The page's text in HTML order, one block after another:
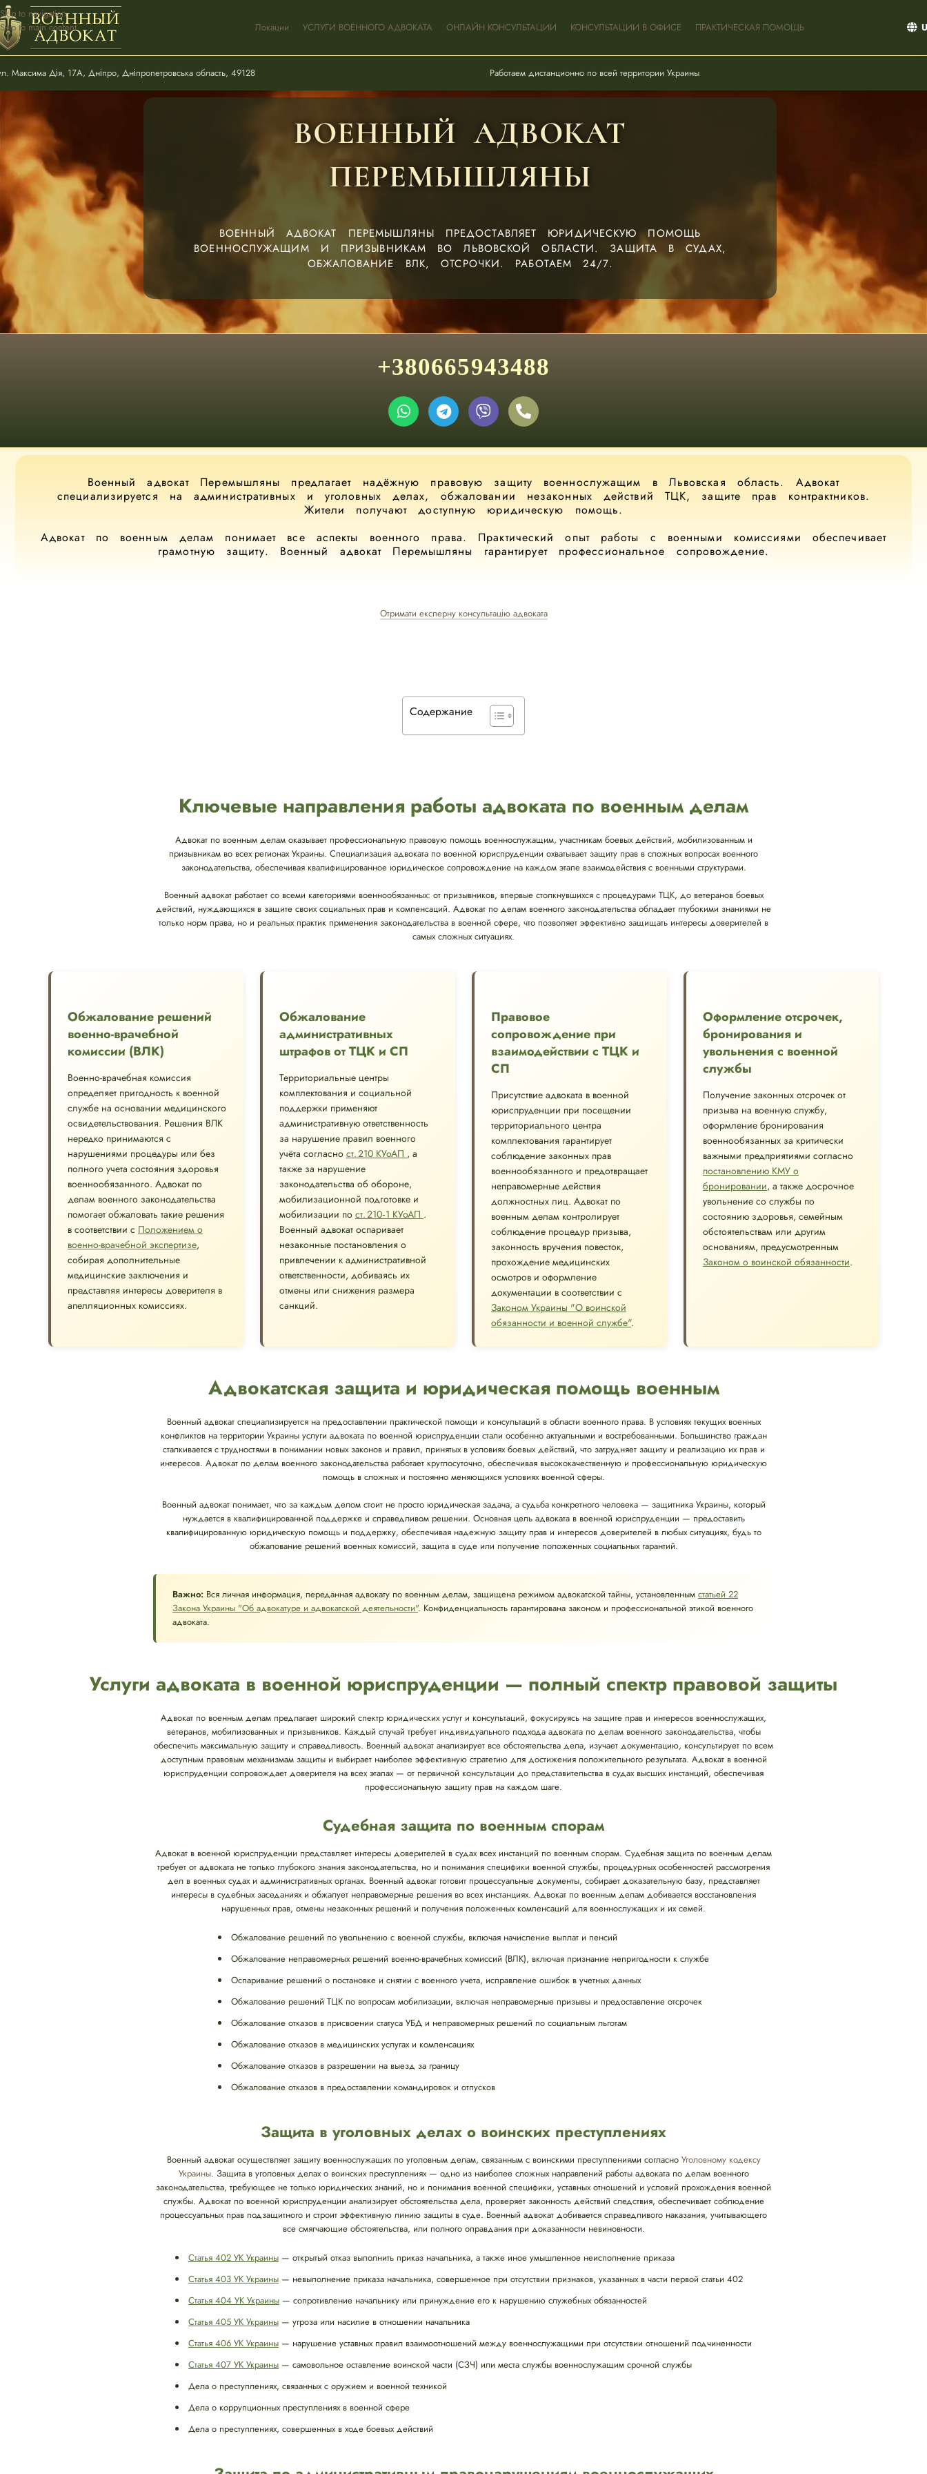
Skip to navigation
Skip to main content
Локации УСЛУГИ ВОЕННОГО АДВОКАТА ОНЛАЙН КОНСУЛЬТАЦИИ КОНСУЛЬТАЦИИ В ОФИСЕ ПРАКТИЧЕСКАЯ ПОМОЩЬ
Максима Дія, 17А, Дніпро, Дніпропетровська область, 49128 Работаем дистанционно по всей территории Украины
ВОЕННЫЙ АДВОКАТ
ПЕРЕМЫШЛЯНЫ
ВОЕННЫЙ АДВОКАТ ПЕРЕМЫШЛЯНЫ ПРЕДОСТАВЛЯЕТ ЮРИДИЧЕСКУЮ ПОМОЩЬ
ВОЕННОСЛУЖАЩИМ И ПРИЗЫВНИКАМ ВО ЛЬВОВСКОЙ ОБЛАСТИ. ЗАЩИТА В СУДАХ,
ОБЖАЛОВАНИЕ ВЛК, ОТСРОЧКИ. РАБОТАЕМ 24/7.
+380665943488
Военный адвокат Перемышляны предлагает надёжную правовую защиту военнослужащим в Львовская область. Адвокат
специализируется на административных и уголовных делах, обжаловании незаконных действий ТЦК, защите прав контрактников.
Жители получают доступную юридическую помощь.
Адвокат по военным делам понимает все аспекты военного права. Практический опыт работы с военными комиссиями обеспечивает
грамотную защиту. Военный адвокат Перемышляны гарантирует профессиональное сопровождение.
Отримати експерну консультацію адвоката
Содержание
Ключевые направления работы адвоката по военным делам
Адвокат по военным делам оказывает профессиональную правовую помощь военнослужащим, участникам боевых действий, мобилизованным и
призывникам во всех регионах Украины. Специализация адвоката по военной юриспруденции охватывает защиту прав в сложных вопросах военного
законодательства, обеспечивая квалифицированное юридическое сопровождение на каждом этапе взаимодействия с военными структурами.
Военный адвокат работает со всеми категориями военнообязанных: от призывников, впервые столкнувшихся с процедурами ТЦК, до ветеранов боевых
действий, нуждающихся в защите своих социальных прав и компенсаций. Адвокат по делам военного законодательства обладает глубокими знаниями не
только норм права, но и реальных практик применения законодательства в военной сфере, что позволяет эффективно защищать интересы доверителей в
самых сложных ситуациях.
Обжалование решений
военно-врачебной
комиссии (ВЛК)
Военно-врачебная комиссия
определяет пригодность к военной
службе на основании медицинского
освидетельствования. Решения ВЛК
нередко принимаются с
нарушениями процедуры или без
полного учета состояния здоровья
военнообязанного. Адвокат по
делам военного законодательства
помогает обжаловать такие решения
в соответствии с Положением о
военно-врачебной экспертизе,
собирая дополнительные
медицинские заключения и
представляя интересы доверителя в
апелляционных комиссиях.
Обжалование
административных
штрафов от ТЦК и СП
Территориальные центры
комплектования и социальной
поддержки применяют
административную ответственность
за нарушение правил военного
учёта согласно ст. 210 КУоАП , а
также за нарушение
законодательства об обороне,
мобилизационной подготовке и
мобилизации по ст. 210‑1 КУоАП .
Военный адвокат оспаривает
незаконные постановления о
привлечении к административной
ответственности, добиваясь их
отмены или снижения размера
санкций.
Правовое
сопровождение при
взаимодействии с ТЦК и
СП
Присутствие адвоката в военной
юриспруденции при посещении
территориального центра
комплектования гарантирует
соблюдение законных прав
военнообязанного и предотвращает
неправомерные действия
должностных лиц. Адвокат по
военным делам контролирует
соблюдение процедур призыва,
законность вручения повесток,
прохождение медицинских
осмотров и оформление
документации в соответствии с
Законом Украины "О воинской
обязанности и военной службе".
Оформление отсрочек,
бронирования и
увольнения с военной
службы
Получение законных отсрочек от
призыва на военную службу,
оформление бронирования
военнообязанных за критически
важными предприятиями согласно
постановлению КМУ о
бронировании, а также досрочное
увольнение со службы по
состоянию здоровья, семейным
обстоятельствам или другим
основаниям, предусмотренным
Законом о воинской обязанности.
Адвокатская защита и юридическая помощь военным
Военный адвокат специализируется на предоставлении практической помощи и консультаций в области военного права. В условиях текущих военных
конфликтов на территории Украины услуги адвоката по военной юриспруденции стали особенно актуальными и востребованными. Большинство граждан
сталкивается с трудностями в понимании новых законов и правил, принятых в условиях боевых действий, что затрудняет защиту и реализацию их прав и
интересов. Адвокат по делам военного законодательства работает круглосуточно, обеспечивая высококачественную и профессиональную юридическую
помощь в сложных и постоянно меняющихся условиях военной сферы.
Военный адвокат понимает, что за каждым делом стоит не просто юридическая задача, а судьба конкретного человека — защитника Украины, который
нуждается в квалифицированной поддержке и справедливом решении. Основная цель адвоката в военной юриспруденции — предоставить
квалифицированную юридическую помощь и поддержку, обеспечивая надежную защиту прав и интересов доверителей в любых ситуациях, будь то
обжалование решений военных комиссий, защита в суде или получение положенных социальных гарантий.
Важно: Вся личная информация, переданная адвокату по военным делам, защищена режимом адвокатской тайны, установленным статьей 22
Закона Украины "Об адвокатуре и адвокатской деятельности". Конфиденциальность гарантирована законом и профессиональной этикой военного
адвоката.
Услуги адвоката в военной юриспруденции — полный спектр правовой защиты
Адвокат по военным делам предлагает широкий спектр юридических услуг и консультаций, фокусируясь на защите прав и интересов военнослужащих,
ветеранов, мобилизованных и призывников. Каждый случай требует индивидуального подхода адвоката по делам военного законодательства, чтобы
обеспечить максимальную защиту и справедливость. Военный адвокат анализирует все обстоятельства дела, изучает документацию, консультирует по всем
доступным правовым механизмам защиты и выбирает наиболее эффективную стратегию для достижения положительного результата. Адвокат в военной
юриспруденции сопровождает доверителя на всех этапах — от первичной консультации до представительства в судах высших инстанций, обеспечивая
профессиональную защиту прав на каждом шаге.
Судебная защита по военным спорам
Адвокат в военной юриспруденции представляет интересы доверителей в судах всех инстанций по военным спорам. Судебная защита по военным делам
требует от адвоката не только глубокого знания законодательства, но и понимания специфики военной службы, процедурных особенностей рассмотрения
дел в военных судах и административных органах. Военный адвокат готовит процессуальные документы, собирает доказательную базу, представляет
интересы в судебных заседаниях и обжалует неправомерные решения во всех инстанциях. Адвокат по военным делам добивается восстановления
нарушенных прав, отмены незаконных решений и получения положенных компенсаций для военнослужащих и их семей.
Обжалование решений по увольнению с военной службы, включая начисление выплат и пенсий
Обжалование неправомерных решений военно-врачебных комиссий (ВЛК), включая признание непригодности к службе
Оспаривание решений о постановке и снятии с военного учета, исправление ошибок в учетных данных
Обжалование решений ТЦК по вопросам мобилизации, включая неправомерные призывы и предоставление отсрочек
Обжалование отказов в присвоении статуса УБД и неправомерных решений по социальным льготам
Обжалование отказов в медицинских услугах и компенсациях
Обжалование отказов в разрешении на выезд за границу
Обжалование отказов в предоставлении командировок и отпусков
Защита в уголовных делах о воинских преступлениях
Военный адвокат осуществляет защиту военнослужащих по уголовным делам, связанным с воинскими преступлениями согласно Уголовному кодексу
Украины. Защита в уголовных делах о воинских преступлениях — одно из наиболее сложных направлений работы адвоката по делам военного
законодательства, требующее не только юридических знаний, но и понимания военной специфики, уставных отношений и условий прохождения военной
службы. Адвокат по военной юриспруденции анализирует обстоятельства дела, проверяет законность действий следствия, обеспечивает соблюдение
процессуальных прав подзащитного и строит эффективную линию защиты в суде. Военный адвокат добивается справедливого наказания, учитывающего
все смягчающие обстоятельства, или полного оправдания при доказанности невиновности.
Статья 402 УК Украины — открытый отказ выполнить приказ начальника, а также иное умышленное неисполнение приказа
Статья 403 УК Украины — невыполнение приказа начальника, совершенное при отсутствии признаков, указанных в части первой статьи 402
Статья 404 УК Украины — сопротивление начальнику или принуждение его к нарушению служебных обязанностей
Статья 405 УК Украины — угроза или насилие в отношении начальника
Статья 406 УК Украины — нарушение уставных правил взаимоотношений между военнослужащими при отсутствии отношений подчиненности
Статья 407 УК Украины — самовольное оставление воинской части (СЗЧ) или места службы военнослужащим срочной службы
Дела о преступлениях, связанных с оружием и военной техникой
Дела о коррупционных преступлениях в военной сфере
Дела о преступлениях, совершенных в ходе боевых действий